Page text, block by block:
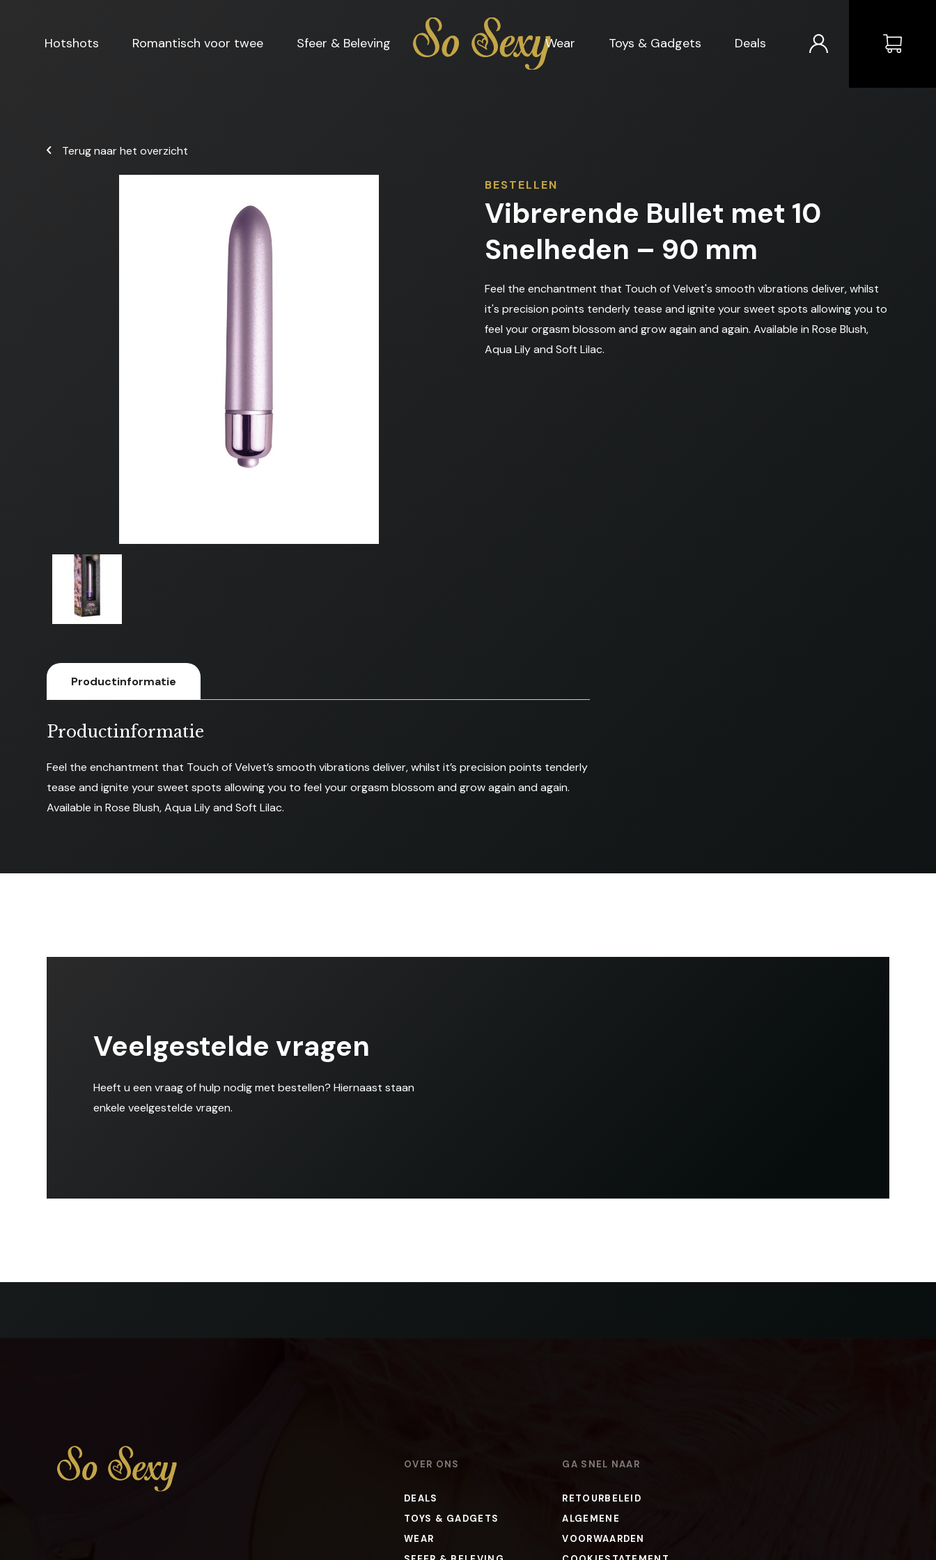
Hotshots Romantisch voor twee Sfeer & Beleving
Home
Wear
Toys & Gadgets Deals
Terug naar het overzicht
BESTELLEN
Vibrerende Bullet met 10
Snelheden – 90 mm
Feel the enchantment that Touch of Velvet's smooth vibrations deliver, whilst
it's precision points tenderly tease and ignite your sweet spots allowing you to
feel your orgasm blossom and grow again and again. Available in Rose Blush,
Aqua Lily and Soft Lilac.
Productinformatie
Productinformatie
Feel the enchantment that Touch of Velvet’s smooth vibrations deliver, whilst it’s precision points tenderly
tease and ignite your sweet spots allowing you to feel your orgasm blossom and grow again and again.
Available in Rose Blush, Aqua Lily and Soft Lilac.
Veelgestelde vragen
Heeft u een vraag of hulp nodig met bestellen? Hiernaast staan
enkele veelgestelde vragen.
OVER ONS
DEALS
TOYS & GADGETS
WEAR
GA SNEL NAAR
RETOURBELEID
ALGEMENE
VOORWAARDEN